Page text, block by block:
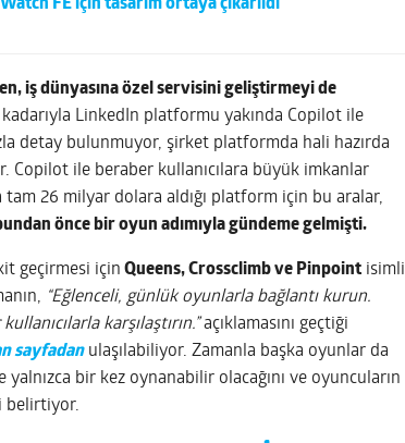
FE için tasarım ortaya çıkarıldı
iş dünyasına özel servisini geliştirmeyi de
LinkedIn platformu yakında Copilot ile
detay bulunmuyor, şirket platformda hali hazırda
Copilot ile beraber kullanıcılara büyük imkanlar
tam 26 milyar dolara aldığı platform için bu aralar,
önce bir oyun adımıyla gündeme gelmişti.
geçirmesi için Queens, Crossclimb ve Pinpoint isimli
“Eğlenceli, günlük oyunlarla bağlantı kurun.
karşılaştırın.”açıklamasını geçtiği
sayfadanulaşılabiliyor. Zamanla başka oyunlar da
bir kez oynanabilir olacağını ve oyuncuların
belirtiyor.